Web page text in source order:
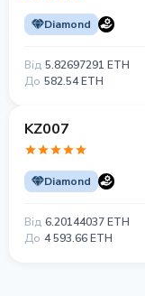
Diamond
Від 5.82697291 ETH
До 582.54 ETH
KZ007
Diamond
Від 6.20144037 ETH
До 4 593.66 ETH